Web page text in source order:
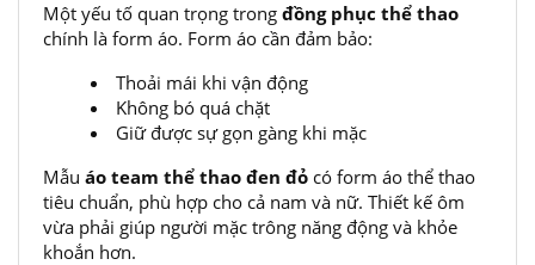
Một yếu tố quan trọng trong đồng phục thể thao
chính là form áo. Form áo cần đảm bảo:
Thoải mái khi vận động
Không bó quá chặt
Giữ được sự gọn gàng khi mặc
Mẫu áo team thể thao đen đỏ có form áo thể thao
tiêu chuẩn, phù hợp cho cả nam và nữ. Thiết kế ôm
vừa phải giúp người mặc trông năng động và khỏe
khoắn hơn.